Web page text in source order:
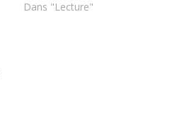
Dans "Lecture"